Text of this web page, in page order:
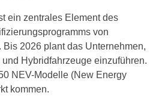
ein zentrales Element des
von
2026 plant das Unternehmen,
Hybridfahrzeuge einzuführen.
NEV-Modelle (New Energy
kommen.